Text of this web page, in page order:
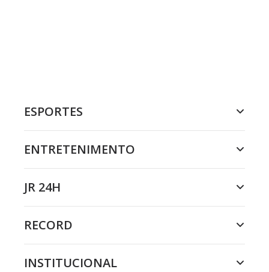
ESPORTES
ENTRETENIMENTO
JR 24H
RECORD
INSTITUCIONAL